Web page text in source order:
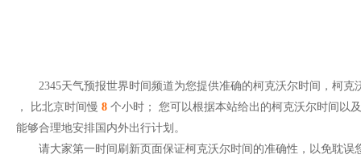
2345天气预报世界时间频道为您提供准确的柯克沃尔时间，柯
， 比北京时间慢 8 个小时； 您可以根据本站给出的柯克沃尔时间以
能够合理地安排国内外出行计划。
请大家第一时间刷新页面保证柯克沃尔时间的准确性，以免耽误